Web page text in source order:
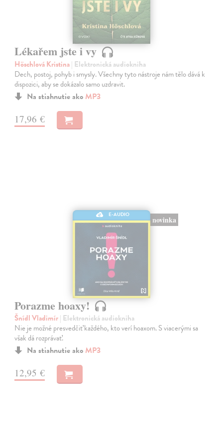
Lékařem jste i vy
Höschlová Kristina| Elektronická audiokniha
Dech, postoj, pohyb i smysly. Všechny tyto nástroje nám tělo dává k
dispozici, aby se dokázalo samo uzdravit.
Na stiahnutie ako MP3
17,96 €
E-AUDIO
novinka
Porazme hoaxy!
Šnídl Vladimír| Elektronická audiokniha
Nie je možné presvedčiť každého, kto verí hoaxom. S viacerými sa
však dá rozprávať.
Na stiahnutie ako MP3
12,95 €